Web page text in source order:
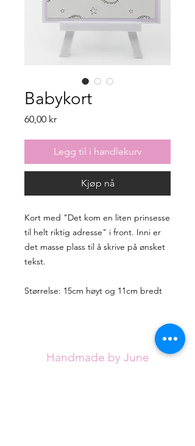
Babykort
60,00 krPris
Legg til i handlekurv
Kjøp nå
Kort med "Det kom en liten prinsesse
til helt riktig adresse" i front. Inni er
det masse plass til å skrive på ønsket
tekst.
Størrelse: 15cm høyt og 11cm bredt
Handmade by June